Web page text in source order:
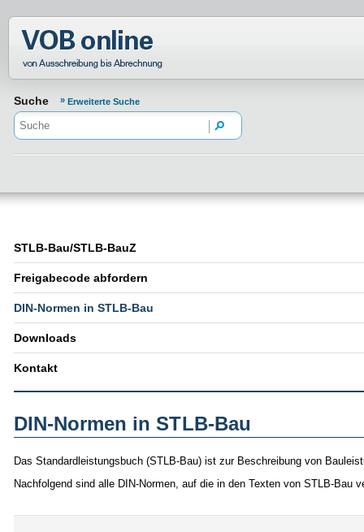
Normenportal Barrierefreiheit
Suche Erweiterte Suche
STLB-Bau/STLB-BauZ
Freigabecode abfordern
DIN-Normen in STLB-Bau
Downloads
Kontakt
DIN-Normen in STLB-Bau
Das Standardleistungsbuch (STLB-Bau) ist zur Beschreibung von
Nachfolgend sind alle DIN-Normen, auf die in den Texten von STLB-